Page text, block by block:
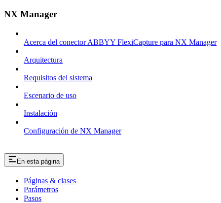
NX Manager
Acerca del conector ABBYY FlexiCapture para NX Manager
Arquitectura
Requisitos del sistema
Escenario de uso
Instalación
Configuración de NX Manager
En esta página
Páginas & clases
Parámetros
Pasos